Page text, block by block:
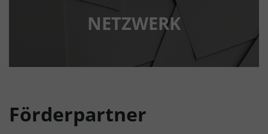
NETZWERK
Förderpartner